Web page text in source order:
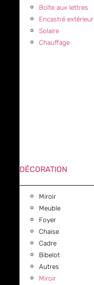
Boîte aux lettres
Encastré extérieur
Solaire
Chauffage
DÉCORATION
Miroir
Meuble
Foyer
Chaise
Cadre
Bibelot
Autres
Miroir